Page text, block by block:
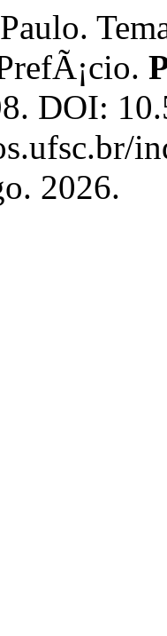
DOI:
2026.